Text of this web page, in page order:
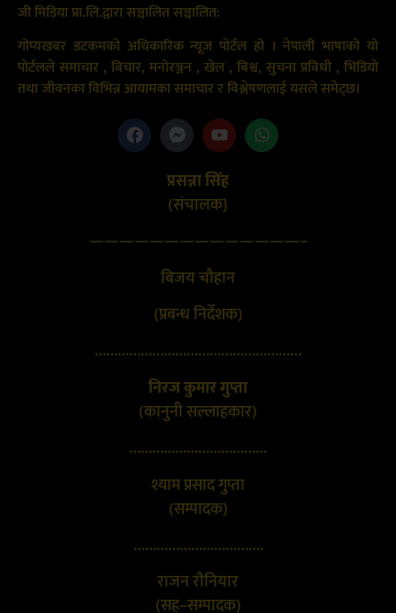
जी मिडिया प्रा.लि.द्वारा सञ्चालित सञ्चालित:
गोप्यखबर डटकमको अधिकारिक न्यूज पोर्टल हो । नेपाली भाषाको यो
पोर्टलले समाचार , विचार, मनोरञ्जन , खेल , बिश्व, सुचना प्रविधी , भिडियो
तथा जीवनका विभिन्न आयामका समाचार र विश्लेषणलाई यसले समेट्छ।
प्रसन्ना सिंह
(संचालक}
——————————————–
बिजय चौहान
(प्रबन्ध निर्देशक)
………………………………………………
निरज कुमार गुप्ता
(कानुनी सल्लाहकार)
………………………………
श्याम प्रसाद गुप्ता
(सम्पादक)
…………………………….
राजन रौनियार
(सह–सम्पादक)